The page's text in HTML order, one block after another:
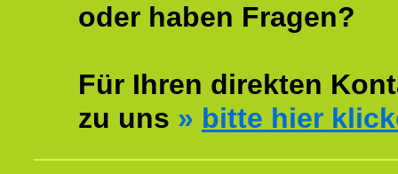
oder haben Fragen?
Für Ihren direkten
zu uns » bitte hier